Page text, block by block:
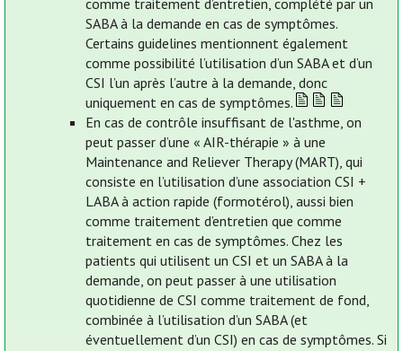
comme traitement d’entretien, complété par un
SABA à la demande en cas de symptômes.
Certains guidelines mentionnent également
comme possibilité l’utilisation d’un SABA et d’un
CSI l’un après l’autre à la demande, donc
uniquement en cas de symptômes.
En cas de contrôle insuffisant de l'asthme, on
peut passer d’une « AIR-thérapie » à une
Maintenance and Reliever Therapy (MART), qui
consiste en l’utilisation d’une association CSI +
LABA à action rapide (formotérol), aussi bien
comme traitement d’entretien que comme
traitement en cas de symptômes. Chez les
patients qui utilisent un CSI et un SABA à la
demande, on peut passer à une utilisation
quotidienne de CSI comme traitement de fond,
combinée à l’utilisation d’un SABA (et
éventuellement d’un CSI) en cas de symptômes. Si